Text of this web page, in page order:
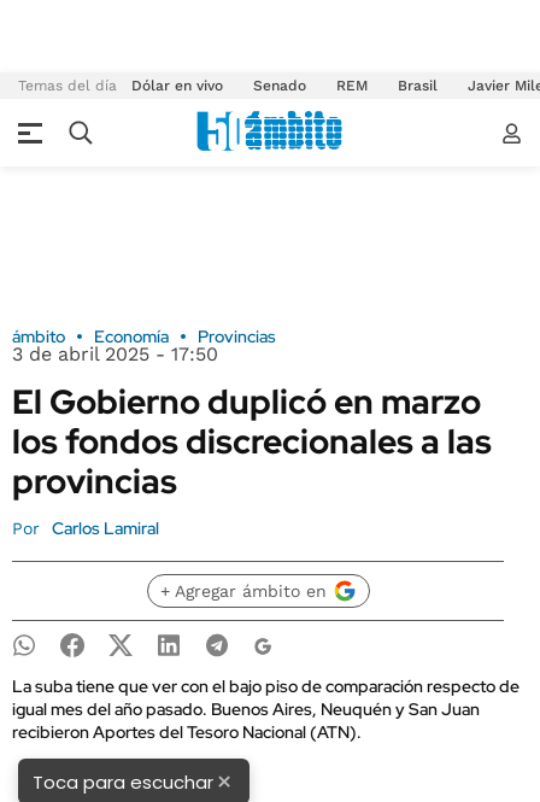
Temas del día Dólar en vivo Senado REM Brasil Javier
ámbito Economía Provincias
3 de abril 2025 - 17:50
El Gobierno duplicó en marzo
los fondos discrecionales a las
provincias
Por Carlos Lamiral
+ Agregar ámbito en
La suba tiene que ver con el bajo piso de comparación respecto de
igual mes del año pasado. Buenos Aires, Neuquén y San Juan
recibieron Aportes del Tesoro Nacional (ATN).
Toca para escuchar×